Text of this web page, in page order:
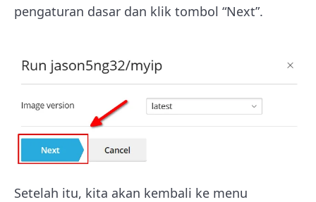
pengaturan dasar dan klik tombol “Next”.
Setelah itu, kita akan kembali ke menu